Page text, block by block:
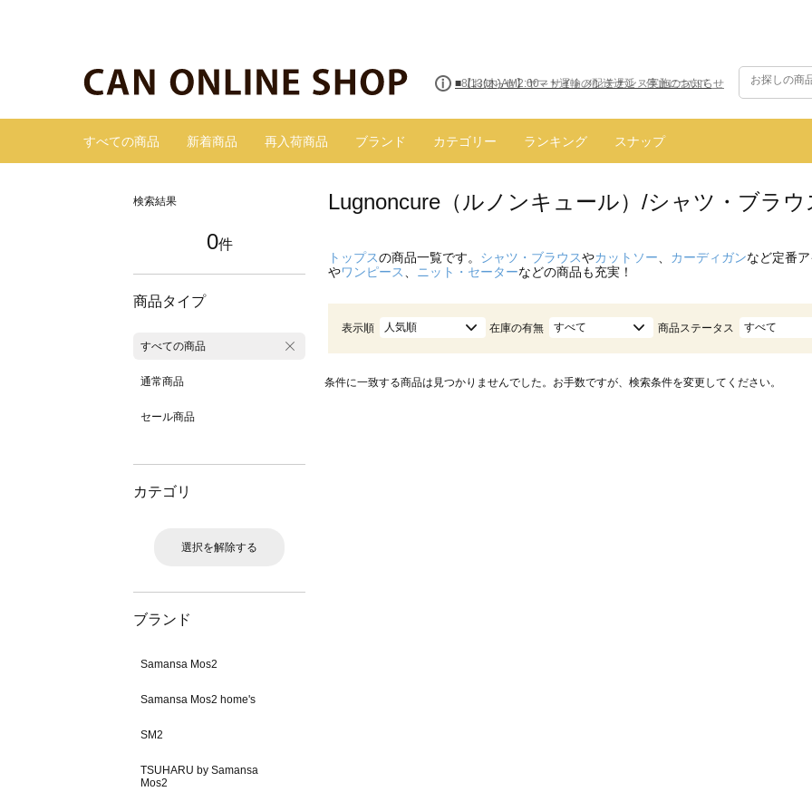
■8/13(木)AM2:00～サイトメンテナンス実施のお知らせ
すべての商品 新着商品 再入荷商品 ブランド カテゴリー ランキング スナップ
検索結果
0件
商品タイプ
すべての商品
通常商品
セール商品
カテゴリ
選択を解除する
ブランド
Samansa Mos2
Samansa Mos2 home's
SM2
TSUHARU by Samansa
Mos2
Lugnoncure（ルノンキュール）/シャツ・ブラウ
トップスの商品一覧です。 シャツ・ブラウスやカットソー カーディガンなど定番
やワンピース ニット・セーターなどの商品も充実！
表示順 人気順 在庫の有無 すべて 商品ステータス すべて
条件に一致する商品は見つかりませんでした。お手数ですが、検索条件を変更してください。